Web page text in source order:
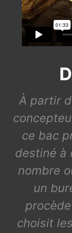
À partir
ce bac
destiné à
nombre
un
choisit